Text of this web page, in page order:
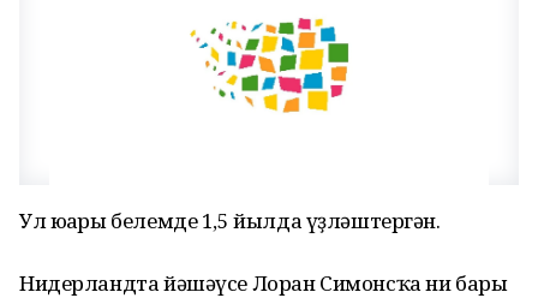
Ул юғары белемде 1,5 йылда үҙләштергән.
Нидерландта йәшәүсе Лоран Симонсҡа ни бары